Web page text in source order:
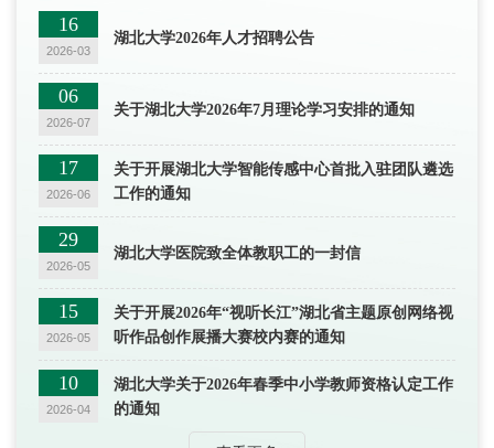
16
2026-03
湖北大学2026年人才招聘公告
06
2026-07
关于湖北大学2026年7月理论学习安排的通知
17
2026-06
关于开展湖北大学智能传感中心首批入驻团队遴选
工作的通知
29
2026-05
湖北大学医院致全体教职工的一封信
15
2026-05
关于开展2026年“视听长江”湖北省主题原创网络视
听作品创作展播大赛校内赛的通知
10
2026-04
湖北大学关于2026年春季中小学教师资格认定工作
的通知